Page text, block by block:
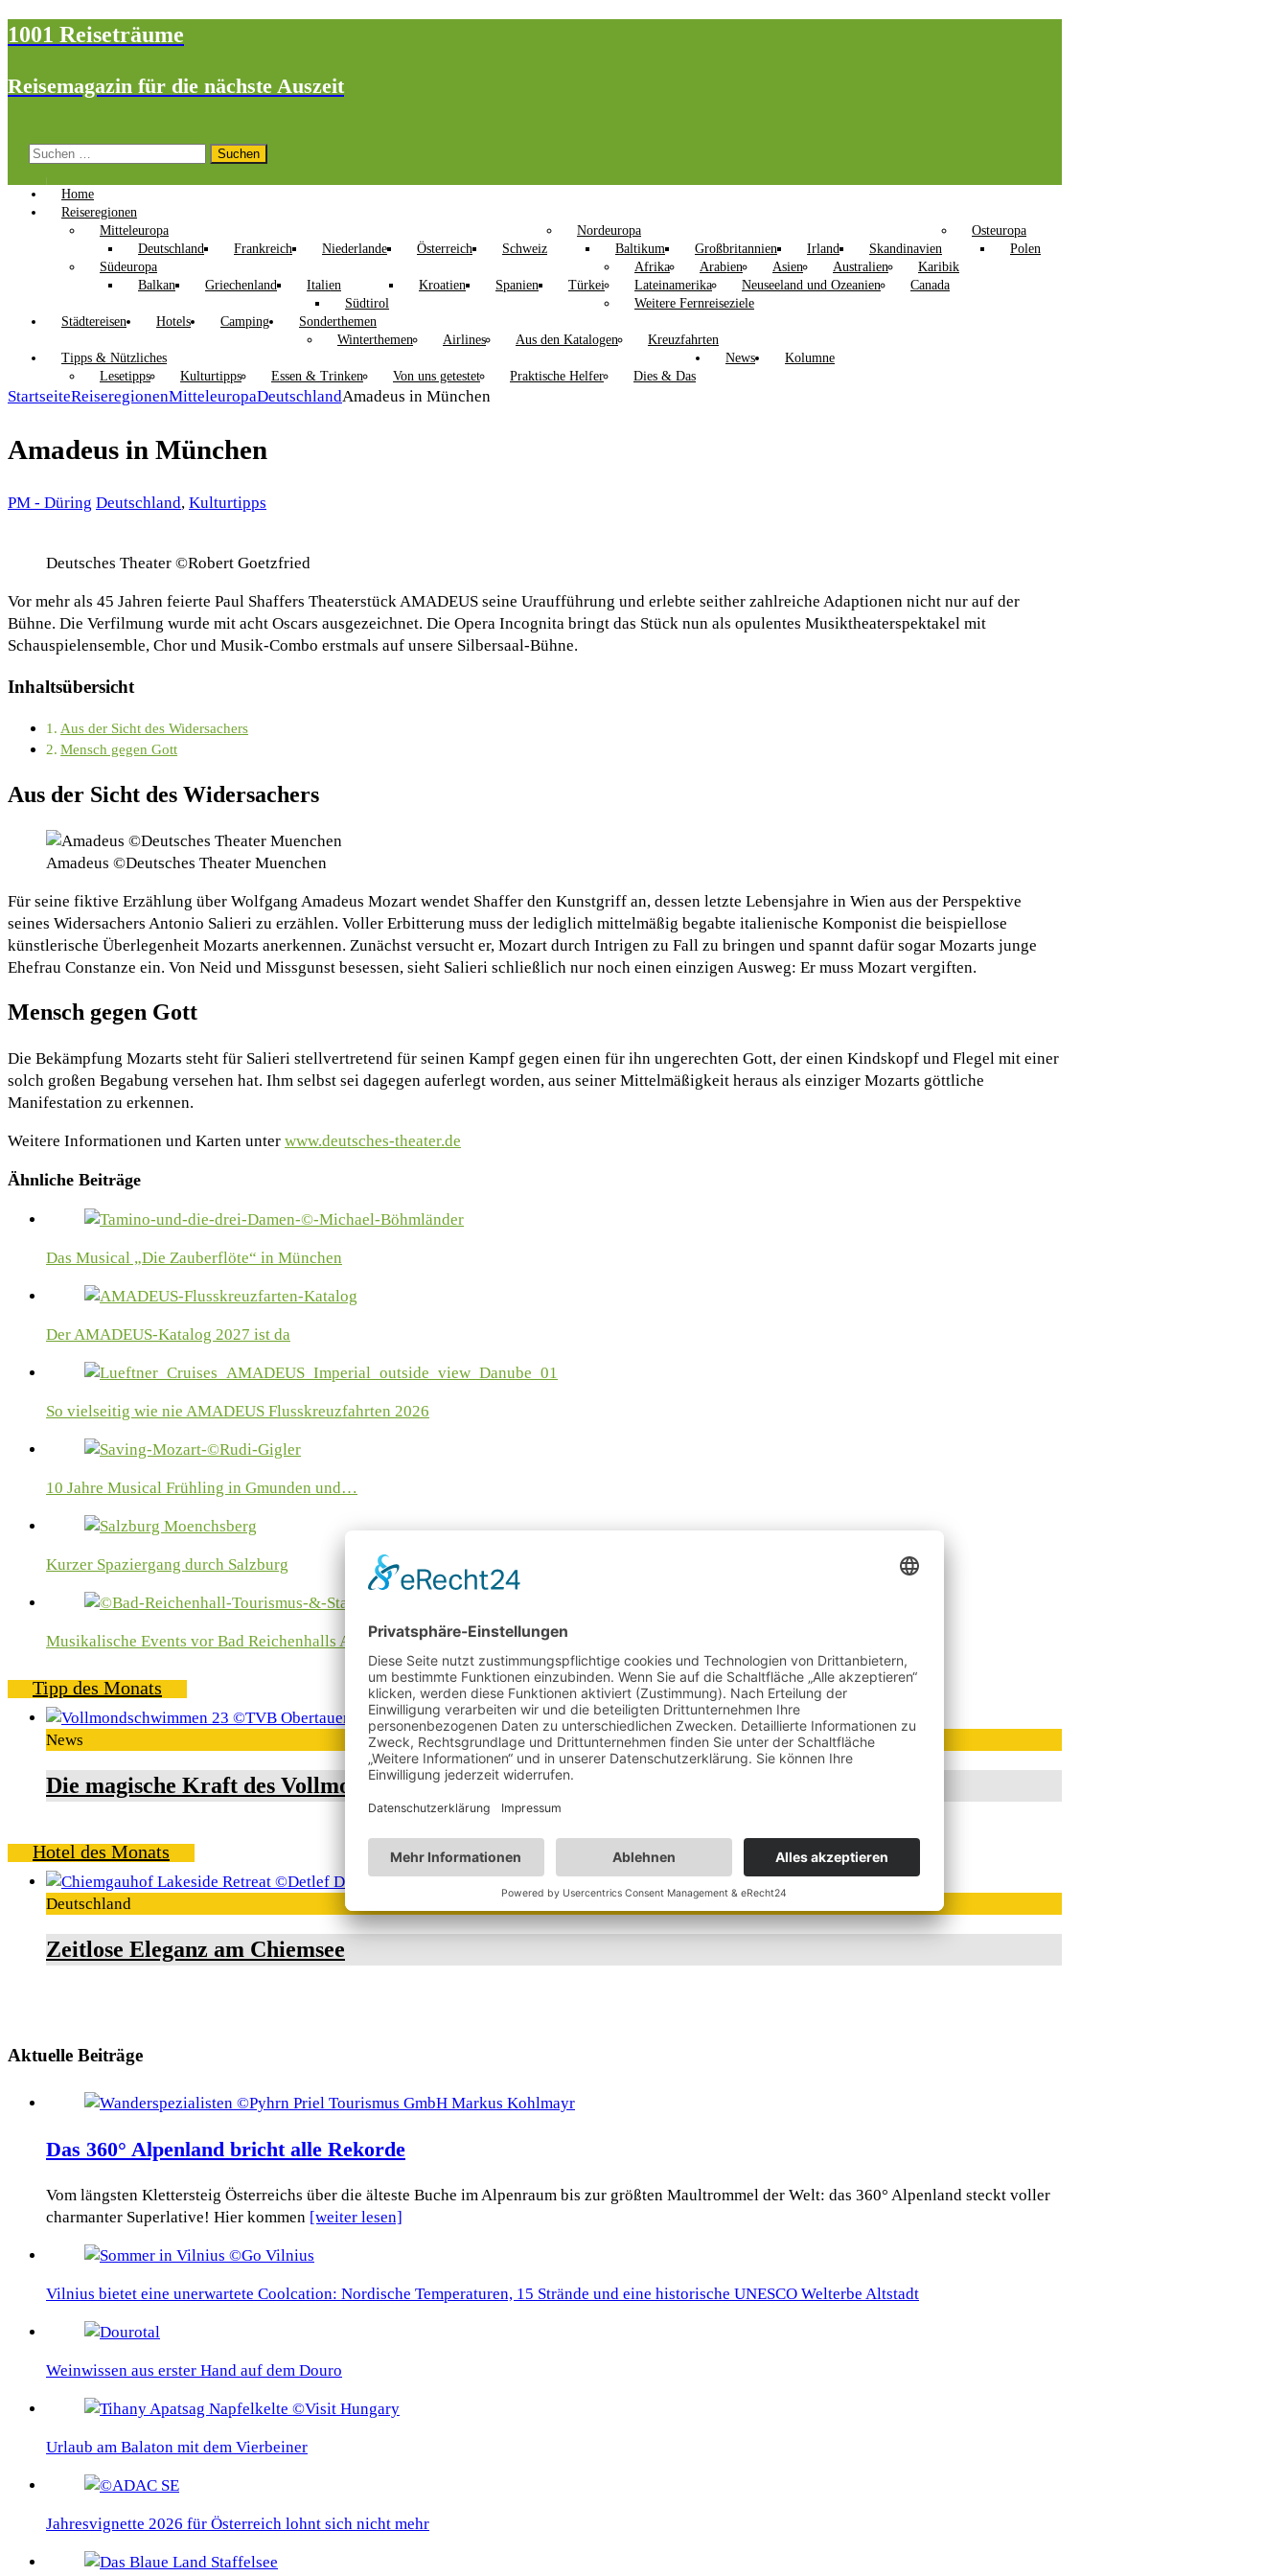
1001 Reiseträume
Reisemagazin für die nächste Auszeit
Suchen
Home
Reiseregionen
Mitteleuropa
Deutschland
Frankreich Niederlande Österreich Schweiz
Nordeuropa
Baltikum
Großbritannien Irland Skandinavien
Osteuropa
Polen
Südeuropa
Balkan
Griechenland
Italien
Südtirol
Kroatien Spanien Türkei
Afrika Arabien Asien Australien
Karibik
Lateinamerika
Neuseeland und Ozeanien
Canada
Weitere Fernreiseziele
Städtereisen
Hotels Camping
Sonderthemen
Winterthemen
Airlines Aus den Katalogen
Kreuzfahrten
Tipps & Nützliches
Lesetipps
Kulturtipps Essen & Trinken Von uns getestet Praktische Helfer Dies & Das
News Kolumne
StartseiteReiseregionenMitteleuropaDeutschlandAmadeus in München
Amadeus in München
PM - Düring Deutschland, Kulturtipps
Deutsches Theater ©Robert Goetzfried
Vor mehr als 45 Jahren feierte Paul Shaffers Theaterstück AMADEUS seine Uraufführung und erlebte seither zahlreiche Adaptionen nicht nur auf der
Bühne. Die Verfilmung wurde mit acht Oscars ausgezeichnet. Die Opera Incognita bringt das Stück nun als opulentes Musiktheaterspektakel mit
Schauspielensemble, Chor und Musik-Combo erstmals auf unsere Silbersaal-Bühne.
Inhaltsübersicht
Aus der Sicht des Widersachers
Mensch gegen Gott
Aus der Sicht des Widersachers
Amadeus ©Deutsches Theater Muenchen
Für seine fiktive Erzählung über Wolfgang Amadeus Mozart wendet Shaffer den Kunstgriff an, dessen letzte Lebensjahre in Wien aus der Perspektive
seines Widersachers Antonio Salieri zu erzählen. Voller Erbitterung muss der lediglich mittelmäßig begabte italienische Komponist die beispiellose
künstlerische Überlegenheit Mozarts anerkennen. Zunächst versucht er, Mozart durch Intrigen zu Fall zu bringen und spannt dafür sogar Mozarts junge
Ehefrau Constanze ein. Von Neid und Missgunst besessen, sieht Salieri schließlich nur noch einen einzigen Ausweg: Er muss Mozart vergiften.
Mensch gegen Gott
Die Bekämpfung Mozarts steht für Salieri stellvertretend für seinen Kampf gegen einen für ihn ungerechten Gott, der einen Kindskopf und Flegel mit einer
solch großen Begabung versehen hat. Ihm selbst sei dagegen auferlegt worden, aus seiner Mittelmäßigkeit heraus als einziger Mozarts göttliche
Manifestation zu erkennen.
Weitere Informationen und Karten unter www.deutsches-theater.de
Ähnliche Beiträge
Das Musical „Die Zauberflöte“ in München
Der AMADEUS-Katalog 2027 ist da
So vielseitig wie nie AMADEUS Flusskreuzfahrten 2026
10 Jahre Musical Frühling in Gmunden und…
Kurzer Spaziergang durch Salzburg
Musikalische Events vor Bad Reichenhalls Alpenkulisse
Tipp des Monats
News
Die magische Kraft des Vollmondschwimmens im Bergsee
Hotel des Monats
Deutschland
Zeitlose Eleganz am Chiemsee
Aktuelle Beiträge
Das 360° Alpenland bricht alle Rekorde
Vom längsten Klettersteig Österreichs über die älteste Buche im Alpenraum bis zur größten Maultrommel der Welt: das 360° Alpenland steckt voller
charmanter Superlative! Hier kommen [weiter lesen]
Vilnius bietet eine unerwartete Coolcation: Nordische Temperaturen, 15 Strände und eine historische UNESCO Welterbe Altstadt
Weinwissen aus erster Hand auf dem Douro
Urlaub am Balaton mit dem Vierbeiner
Jahresvignette 2026 für Österreich lohnt sich nicht mehr